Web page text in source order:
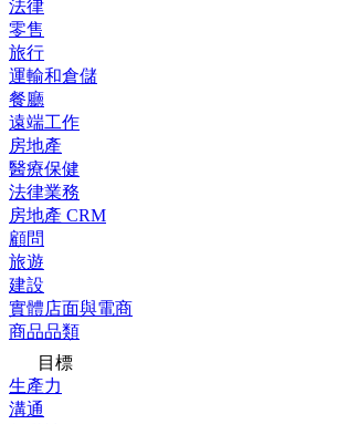
法律
零售
旅行
運輸和倉儲
餐廳
遠端工作
房地產
醫療保健
法律業務
房地產 CRM
顧問
旅遊
建設
實體店面與電商
商品品類
目標
生產力
溝通